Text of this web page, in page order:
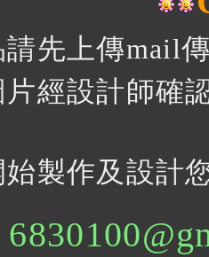
先上傳mail
經設計師確
始製作及設